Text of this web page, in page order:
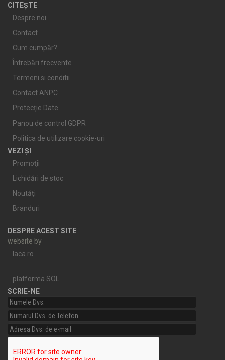
CITEȘTE
Despre noi
Contact
Cum cumpăr?
Întrebări frecvente
Termeni si conditii
Contact ANPC
Protecție Date
Panou de control GDPR
Politica de utilizare cookie-uri
VEZI ȘI
Promoţii
Lichidări de stoc
Noutăţi
Branduri
DESPRE ACEST SITE
website by
laca.ro
platforma SOL
SCRIE-NE